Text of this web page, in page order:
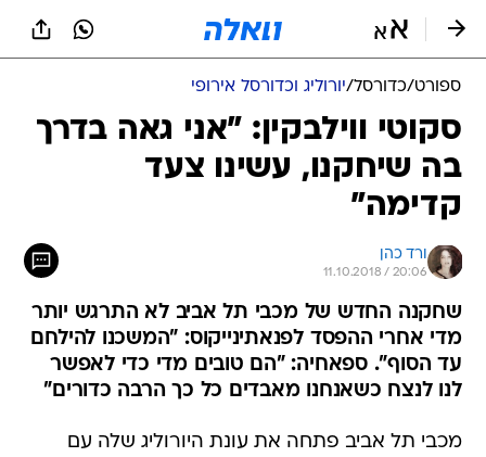
ספורט/כדורסל/יורוליג וכדורסל אירופי
סקוטי ווילבקין: "אני גאה בדרך
בה שיחקנו, עשינו צעד
קדימה"
ורד כהן
11.10.2018 / 20:06
שחקנה החדש של מכבי תל אביב לא התרגש יותר
מדי אחרי ההפסד לפנאתינייקוס: "המשכנו להילחם
עד הסוף". ספאחיה: "הם טובים מדי כדי לאפשר
לנו לנצח כשאנחנו מאבדים כל כך הרבה כדורים"
מכבי תל אביב פתחה את עונת היורוליג שלה עם